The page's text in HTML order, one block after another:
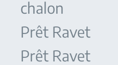
chalon
Prêt Ravet
Prêt Ravet